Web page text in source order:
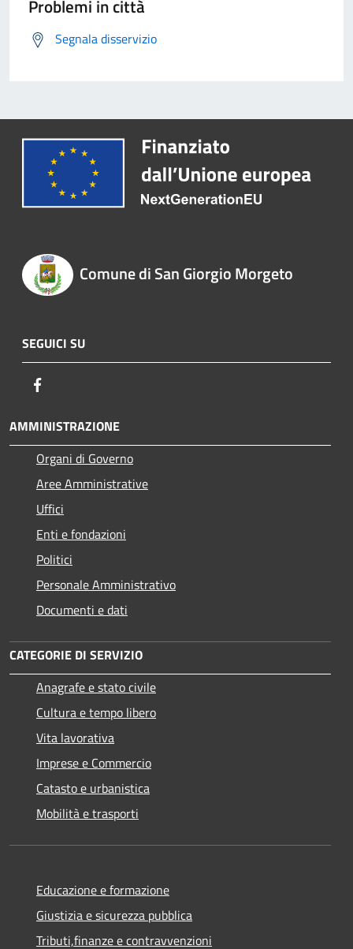
Problemi in città
Segnala disservizio
Comune di San Giorgio Morgeto
SEGUICI SU
AMMINISTRAZIONE
Organi di Governo
Aree Amministrative
Uffici
Enti e fondazioni
Politici
Personale Amministrativo
Documenti e dati
CATEGORIE DI SERVIZIO
Anagrafe e stato civile
Cultura e tempo libero
Vita lavorativa
Imprese e Commercio
Catasto e urbanistica
Mobilità e trasporti
Educazione e formazione
Giustizia e sicurezza pubblica
Tributi,finanze e contravvenzioni